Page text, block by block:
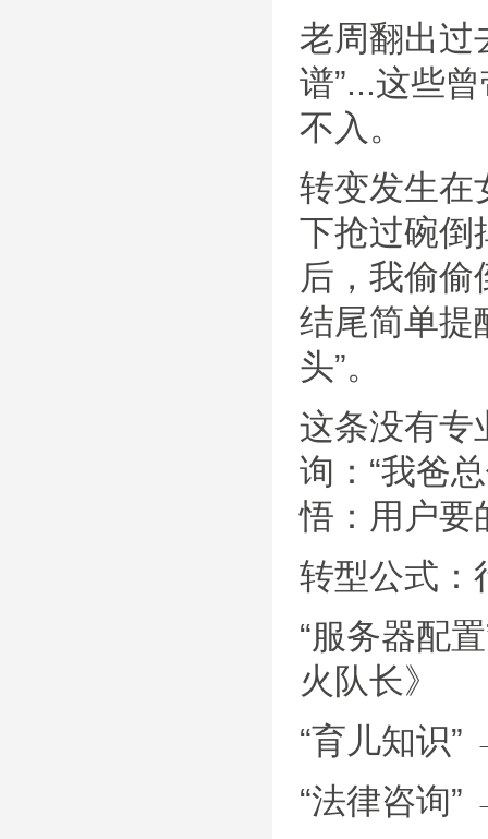
老周翻出过
谱”...这些
不入。
转变发生在
下抢过碗倒
后，我偷
结尾简单提
头”。
这条没有专
询：“我爸
悟：用户要
转型公式：
“服务器配
火队长》
“育儿知识
“法律咨询